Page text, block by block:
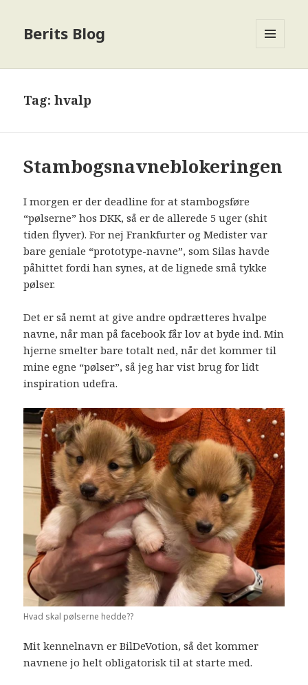
Berits Blog
Tag:hvalp
Stambogsnavneblokeringen
I morgen er der deadline for at stambogsføre
“pølserne” hos DKK, så er de allerede 5 uger (shit
tiden flyver). For nej Frankfurter og Medister var
bare geniale “prototype-navne”, som Silas havde
påhittet fordi han synes, at de lignede små tykke
pølser.
Det er så nemt at give andre opdrætteres hvalpe
navne, når man på facebook får lov at byde ind. Min
hjerne smelter bare totalt ned, når det kommer til
mine egne “pølser”, så jeg har vist brug for lidt
inspiration udefra.
Hvad skal pølserne hedde??
Mit kennelnavn er BilDeVotion, så det kommer
navnene jo helt obligatorisk til at starte med.